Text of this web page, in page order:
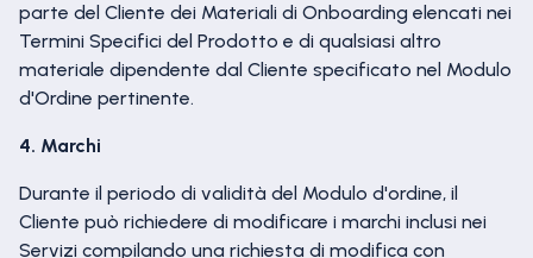
parte del Cliente dei Materiali di Onboarding elencati nei
Termini Specifici del Prodotto e di qualsiasi altro
materiale dipendente dal Cliente specificato nel Modulo
d'Ordine pertinente.
4. Marchi
Durante il periodo di validità del Modulo d'ordine, il
Cliente può richiedere di modificare i marchi inclusi nei
Servizi compilando una richiesta di modifica con